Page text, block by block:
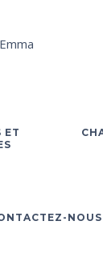
ET
NOUS